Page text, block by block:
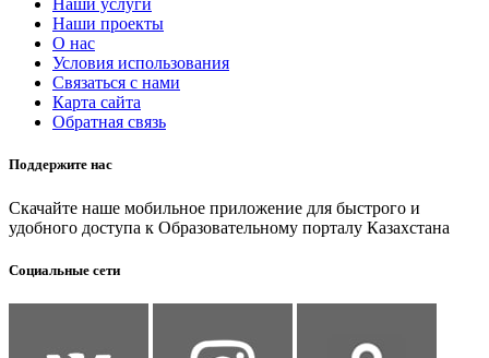
Наши услуги
Наши проекты
О нас
Условия использования
Связаться с нами
Карта сайта
Обратная связь
Поддержите нас
Скачайте наше мобильное приложение для быстрого и
удобного доступа к Образовательному порталу Казахстана
Социальные сети